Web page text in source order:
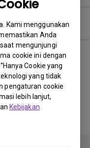
Kami menggunakan
Anda
mengunjungi
cookie ini dengan
Cookie yang
yang tidak
pengaturan cookie
lebih lanjut,
Kebijakan
lunak